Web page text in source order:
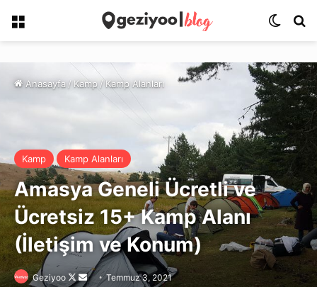
Menü Dış
Anasayfa/Kamp/Kamp Alanları
Kamp Kamp Alanları
Amasya Geneli Ücretli ve
Ücretsiz 15+ Kamp Alanı
(İletişim ve Konum)
Geziyoo
Follow
Bir
Temmuz 3, 2021